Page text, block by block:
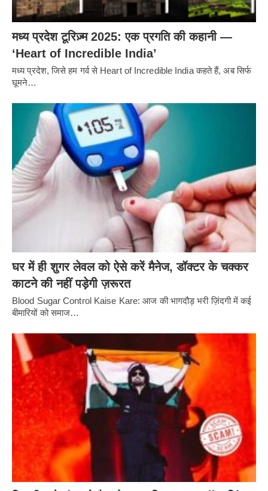
मध्य प्रदेश टूरिज़्म 2025: एक प्रगति की कहानी —
‘Heart of Incredible India’
मध्य प्रदेश, जिसे हम गर्व से Heart of Incredible India कहते हैं, अब सिर्फ
घूमने…
घर में ही शुगर लेवल को ऐसे करें मैनेज, डॉक्टर के चक्कर
काटने की नहीं पड़ेगी ज़रूरत
Blood Sugar Control Kaise Kare: आज की भागदौड़ भरी ज़िंदगी में कई
बीमारियों को समाज…